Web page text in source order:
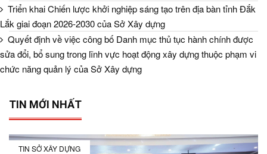
Triển khai Chiến lược khởi nghiệp sáng tạo trên địa bàn tỉnh Đắk
Lắk giai đoạn 2026-2030 của Sở Xây dựng
Quyết định về việc công bố Danh mục thủ tục hành chính được
sửa đổi, bổ sung trong lĩnh vực hoạt động xây dựng thuộc phạm vi
chức năng quản lý của Sở Xây dựng
TIN MỚI NHẤT
TIN SỞ XÂY DỰNG